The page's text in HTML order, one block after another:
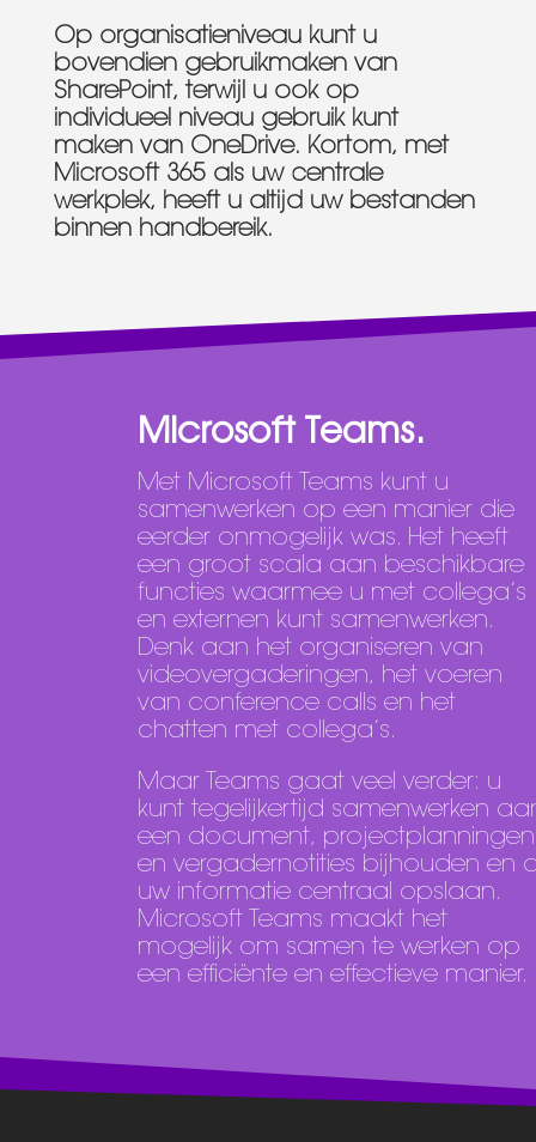
Op organisatieniveau kunt u
bovendien gebruikmaken van
SharePoint, terwijl u ook op
individueel niveau gebruik kunt
maken van OneDrive. Kortom, met
Microsoft 365 als uw centrale
werkplek, heeft u altijd uw bestanden
binnen handbereik.
Microsoft Teams.
Met Microsoft Teams kunt u
samenwerken op een manier die
eerder onmogelijk was. Het heeft
een groot scala aan beschikbare
functies waarmee u met collega’s
en externen kunt samenwerken.
Denk aan het organiseren van
videovergaderingen, het voeren
van conference calls en het
chatten met collega’s.
Maar Teams gaat veel verder: u
kunt tegelijkertijd samenwerken
een document, projectplanningen
en vergadernotities bijhouden en
uw informatie centraal opslaan.
Microsoft Teams maakt het
mogelijk om samen te werken op
een efficiënte en effectieve manier.